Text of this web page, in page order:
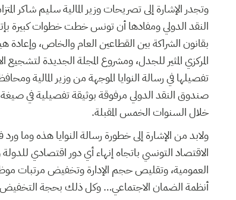
وتجدر الإشارة إلى تصريحات وزير المالية سليم شاكر
النقد الدولي ومفادها أن تونس خطت خطوات كبيرة
بقانون الشراكة بين القطاعين العام والخاص، وإعادة
المركزي المثير للجدل، ومشروع المجلة الجديدة
صندوق النقد الدولي مرفوقة بوثيقة تفصيلية في صيغة
خلال السنوات الخمس المقبلة.
ولابد من الإشارة إلى خطورة رسالة النوايا هذه وما
الاقتصاد التونسي باتجاه إنهاء أي دور اقتصادي
العمومية، وتقليص حجم الإدارة وتخفيض مرتبات
أنظمة الضمان الاجتماعي… وكل ذلك بحجة التخفيض من